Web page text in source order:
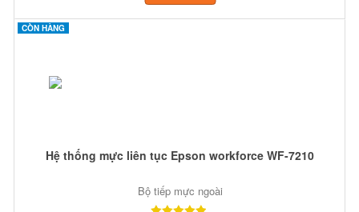
CÒN HÀNG
Hệ thống mực liên tục Epson workforce WF-7210
Bộ tiếp mực ngoài